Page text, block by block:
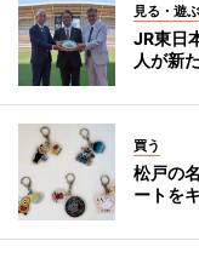
見る・遊ぶ
JR東日
人が新
買う
松戸の
ートを